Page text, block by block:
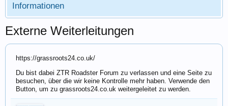
Informationen
Externe Weiterleitungen
https://grassroots24.co.uk/
Du bist dabei ZTR Roadster Forum zu verlassen und eine Seite zu
besuchen, über die wir keine Kontrolle mehr haben. Verwende den
Button, um zu grassroots24.co.uk weitergeleitet zu werden.